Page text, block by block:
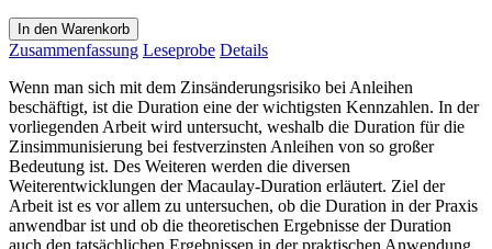
In den Warenkorb
Zusammenfassung Leseprobe Details
Wenn man sich mit dem Zinsänderungsrisiko bei Anleihen
beschäftigt, ist die Duration eine der wichtigsten Kennzahlen. In der
vorliegenden Arbeit wird untersucht, weshalb die Duration für die
Zinsimmunisierung bei festverzinsten Anleihen von so großer
Bedeutung ist. Des Weiteren werden die diversen
Weiterentwicklungen der Macaulay-Duration erläutert. Ziel der
Arbeit ist es vor allem zu untersuchen, ob die Duration in der Praxis
anwendbar ist und ob die theoretischen Ergebnisse der Duration
auch den tatsächlichen Ergebnissen in der praktischen Anwendung